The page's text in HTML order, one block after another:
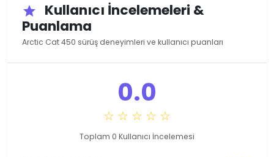
star
Kullanıcı İncelemeleri &
Puanlama
Arctic Cat 450 sürüş deneyimleri ve kullanıcı puanları
0.0
☆ ☆ ☆ ☆ ☆
Toplam 0 Kullanıcı İncelemesi